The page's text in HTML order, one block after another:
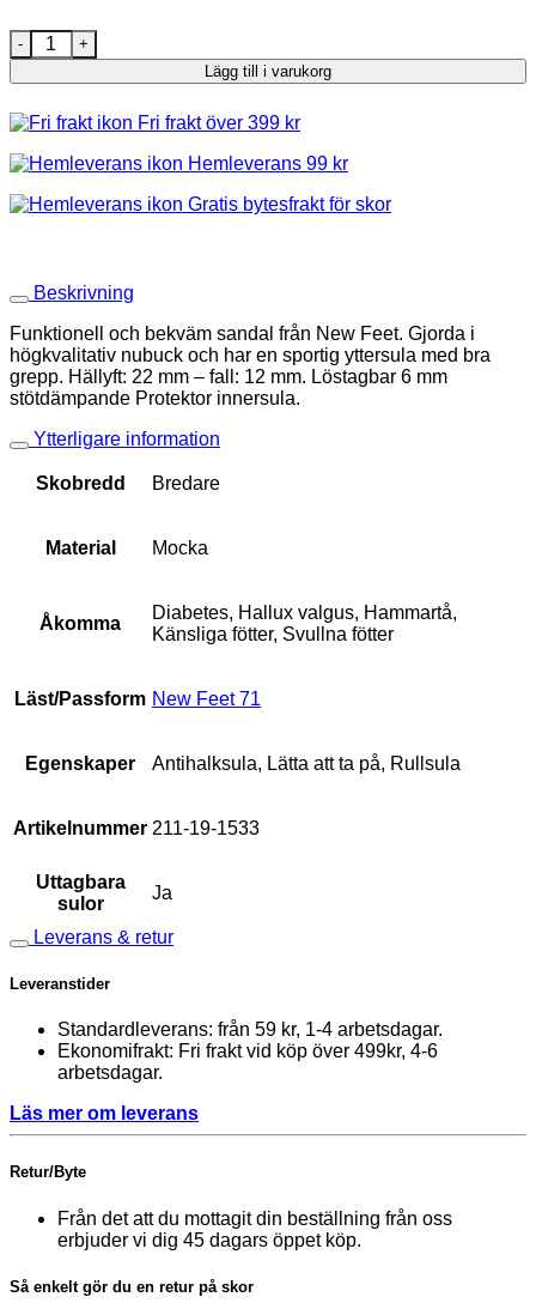
New Feet Mary Sandaler Rosa/Vita mängd
Lägg till i varukorg
Fri frakt över 399 kr
Hemleverans 99 kr
Gratis bytesfrakt för skor
Beskrivning
Funktionell och bekväm sandal från New Feet. Gjorda i
högkvalitativ nubuck och har en sportig yttersula med bra
grepp. Hällyft: 22 mm – fall: 12 mm. Löstagbar 6 mm
stötdämpande Protektor innersula.
Ytterligare information
Skobredd Bredare
Material Mocka
Åkomma
Diabetes, Hallux valgus, Hammartå,
Känsliga fötter, Svullna fötter
Läst/Passform New Feet 71
Egenskaper Antihalksula, Lätta att ta på, Rullsula
Artikelnummer 211-19-1533
Uttagbara
sulor
Ja
Leverans & retur
Leveranstider
Standardleverans: från 59 kr, 1-4 arbetsdagar.
Ekonomifrakt: Fri frakt vid köp över 499kr, 4-6
arbetsdagar.
Läs mer om leverans
Retur/Byte
Från det att du mottagit din beställning från oss
erbjuder vi dig 45 dagars öppet köp.
Så enkelt gör du en retur på skor